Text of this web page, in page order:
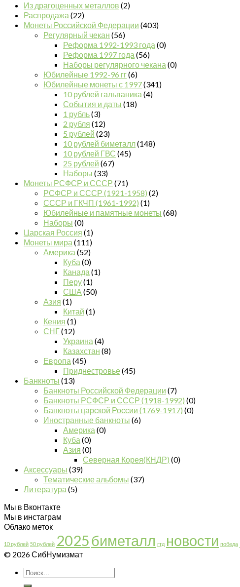
Из драгоценных металлов (2)
Распродажа (22)
Монеты Российской Федерации (403)
Регулярный чекан (56)
Реформа 1992-1993 года (0)
Реформа 1997 года (56)
Наборы регулярного чекана (0)
Юбилейные 1992-96 гг(6)
Юбилейные монеты с 1997(341)
10 рублей гальваника (4)
События и даты (18)
1 рубль(3)
2 рубля (12)
5 рублей (23)
10 рублей биметалл(148)
10 рублей ГВС (45)
25 рублей (67)
Наборы (33)
Монеты РСФСР и СССР (71)
РСФСР и СССР (1921-1958) (2)
СССР и ГКЧП (1961-1992) (1)
Юбилейные и памятные монеты (68)
Наборы (0)
Царская Россия (1)
Монеты мира (111)
Америка (52)
Куба (0)
Канада (1)
Перу(1)
США (50)
Азия (1)
Китай (1)
Кения (1)
СНГ(12)
Украина (4)
Казахстан (8)
Европа (45)
Приднестровье(45)
Банкноты (13)
Банкноты Российской Федерации (7)
Банкноты РСФСР и СССР (1918-1992) (0)
Банкноты царской России (1769-1917) (0)
Иностранные банкноты (6)
Америка (0)
Куба (0)
Азия (0)
Северная Корея(КНДР) (0)
Аксессуары (39)
Тематические альбомы (37)
Литература (5)
Мы в Вконтакте
Мы в инстаграм
Облако меток
10 рублей 50 рублей 2025биметалл гтд новости победа
© 2026 СибНумизмат